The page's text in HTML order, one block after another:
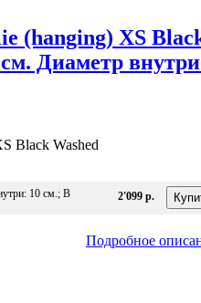
(hanging) XS
Диаметр
Black Washed
10 см.; В
2'099 р.
Подробное